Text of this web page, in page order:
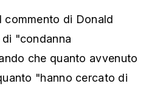
commento di Donald
"condanna
che quanto avvenuto
"hanno cercato di